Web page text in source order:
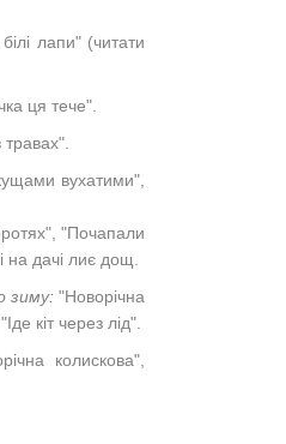
лапи" (читати
ця тече".
травах".
вухатими",
"Почапали
на дачі лиє дощ.
зиму: "Новорічна
кіт через лід".
колискова",